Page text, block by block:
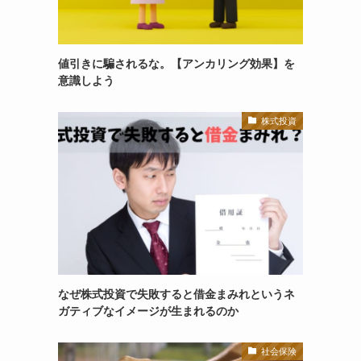
値引きに騙されるな。【アンカリング効果】を
意識しよう
株式投資
なぜ株式投資で失敗すると借金まみれというネ
ガティブなイメージが生まれるのか
社会保険